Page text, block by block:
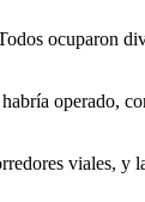
ocuparon
operado,
viales, y